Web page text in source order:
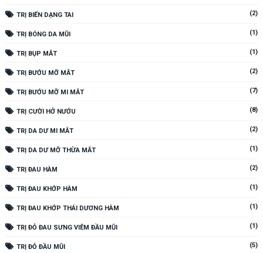
TRỊ BIẾN DẠNG TAI (2)
TRỊ BÓNG DA MŨI (1)
TRỊ BỤP MẮT (1)
TRỊ BƯỚU MỠ MẮT (2)
TRỊ BƯỚU MỠ MI MẮT (7)
TRỊ CƯỜI HỞ NƯỚU (8)
TRỊ DA DƯ MI MẮT (2)
TRỊ DA DƯ MỠ THỪA MẮT (1)
TRỊ ĐAU HÀM (2)
TRỊ ĐAU KHỚP HÀM (1)
TRỊ ĐAU KHỚP THÁI DƯƠNG HÀM (1)
TRỊ ĐỎ ĐAU SƯNG VIÊM ĐẦU MŨI (1)
TRỊ ĐỎ ĐẦU MŨI (5)